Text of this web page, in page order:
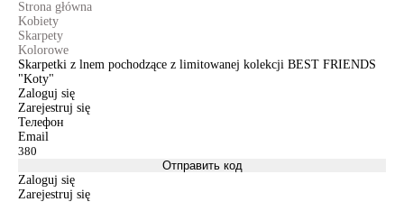
Strona główna
Kobiety
Skarpety
Kolorowe
Skarpetki z lnem pochodzące z limitowanej kolekcji BEST FRIENDS
"Koty"
Zaloguj się
Zarejestruj się
Телефон
Email
Отправить код
Zaloguj się
Zarejestruj się